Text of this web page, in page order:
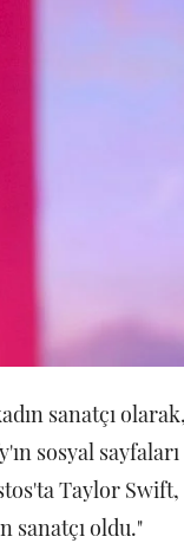
sanatçı olarak,
sosyal sayfaları
Taylor Swift,
sanatçı oldu."